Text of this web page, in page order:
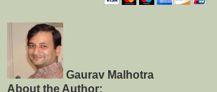
Gaurav Malhotra
About the Author: